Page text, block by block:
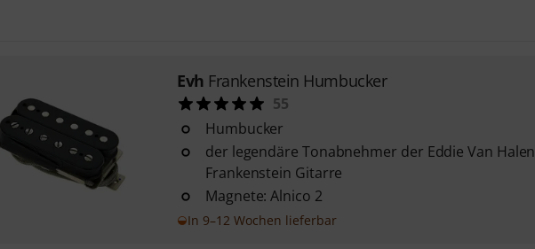
Evh Frankenstein Humbucker
55
Humbucker
der legendäre Tonabnehmer der Eddie Van Halen
Frankenstein Gitarre
Magnete: Alnico 2
In 9–12 Wochen lieferbar